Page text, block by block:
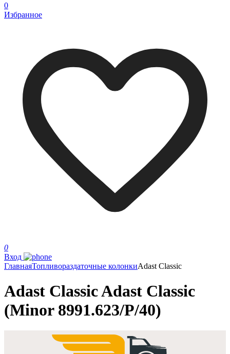
0
Избранное
0
Вход
ГлавнаяТопливораздаточные колонкиAdast Classic
Adast Classic Adast Classic
(Minor 8991.623/P/40)